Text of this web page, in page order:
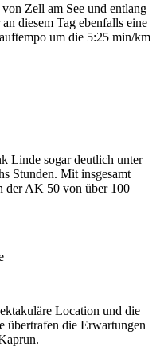
Zell am See und entlang
diesem Tag ebenfalls eine
um die 5:25 min/km
Linde sogar deutlich unter
Stunden. Mit insgesamt
der AK 50 von über 100
Location und die
übertrafen die Erwartungen